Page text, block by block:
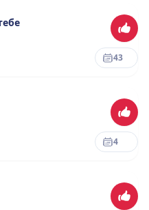
43
4